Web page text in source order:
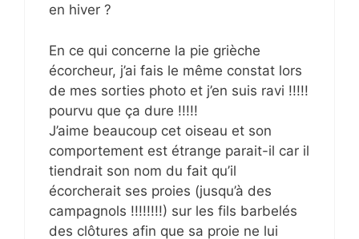
en hiver ?
En ce qui concerne la pie grièche
écorcheur, j’ai fais le même constat lors
de mes sorties photo et j’en suis ravi !!!!!
pourvu que ça dure !!!!!
J’aime beaucoup cet oiseau et son
comportement est étrange parait-il car il
tiendrait son nom du fait qu’il
écorcherait ses proies (jusqu’à des
campagnols !!!!!!!!) sur les fils barbelés
des clôtures afin que sa proie ne lui